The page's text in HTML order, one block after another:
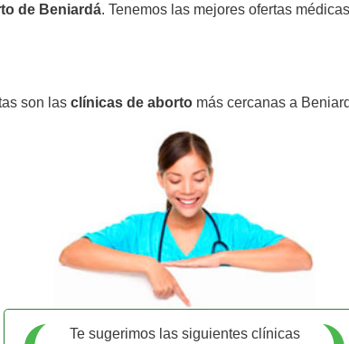
de Beniardá. Tenemos las mejores ofertas
son las clínicas de aborto más cercanas a
Te sugerimos las siguientes clínicas